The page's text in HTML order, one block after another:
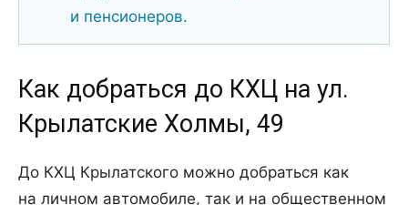
и пенсионеров.
Как добраться до КХЦ на ул.
Крылатские Холмы, 49
До КХЦ Крылатского можно добраться как
на личном автомобиле, так и на общественном